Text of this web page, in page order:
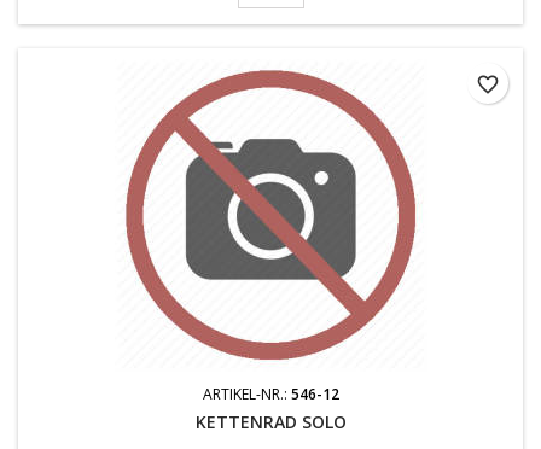
ARTIKEL-NR.: 546-12
KETTENRAD SOLO
favorite_border